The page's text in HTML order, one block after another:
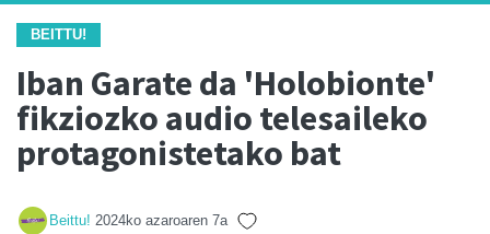
BEITTU!
Iban Garate da 'Holobionte'
fikziozko audio telesaileko
protagonistetako bat
Beittu! 2024ko azaroaren 7a